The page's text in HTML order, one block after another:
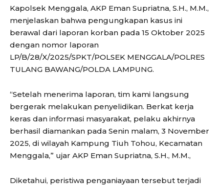
Kapolsek Menggala, AKP Eman Supriatna, S.H., M.M.,
menjelaskan bahwa pengungkapan kasus ini
berawal dari laporan korban pada 15 Oktober 2025
dengan nomor laporan
LP/B/28/X/2025/SPKT/POLSEK MENGGALA/POLRES
TULANG BAWANG/POLDA LAMPUNG.
“Setelah menerima laporan, tim kami langsung
bergerak melakukan penyelidikan. Berkat kerja
keras dan informasi masyarakat, pelaku akhirnya
berhasil diamankan pada Senin malam, 3 November
2025, di wilayah Kampung Tiuh Tohou, Kecamatan
Menggala,” ujar AKP Eman Supriatna, S.H., M.M.,
Diketahui, peristiwa penganiayaan tersebut terjadi